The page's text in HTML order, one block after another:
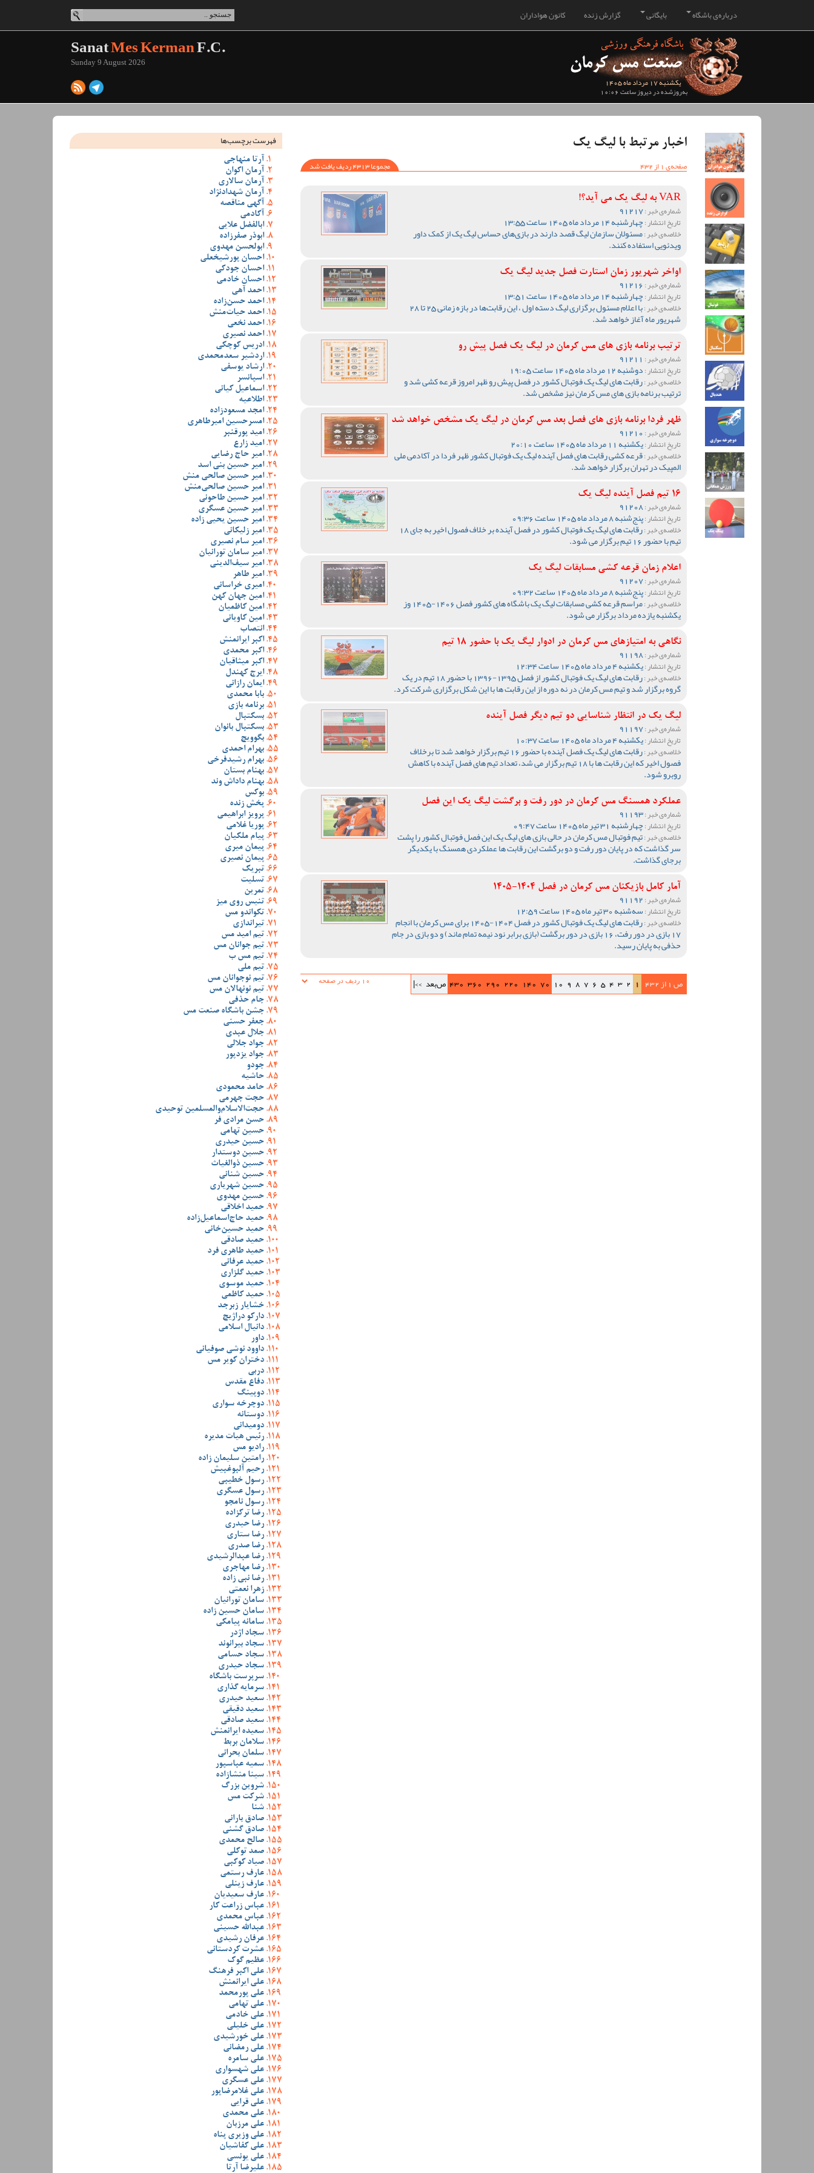
کانون هواداران گزارش زنده بایگانی درباره‌ی باشگاه
یکشنبه 17 مرداد ماه 1405
به‌روزشده در دیروز ساعت 10:06
SanatMes KermanF.C.
Sunday 9 August 2026
اخبار مرتبط با لیگ یک
صفحه‌ی 1 از 432
مجموعا 4313 ردیف یافت شد
VAR به لیگ یک می آید؟!
شماره‌ی خبر :91217
تاریخ انتشار :چهارشنبه 14 مرداد ماه 1405 ساعت 13:55
خلاصه‌ی خبر :مسئولان سازمان لیگ قصد دارند در بازی‌های حساس لیگ یک از کمک داور
ویدئویی استفاده کنند.
اواخر شهریور زمان استارت فصل جدید لیگ یک
شماره‌ی خبر :
تاریخ انتشار :چهارشنبه 14 مرداد ماه 1405 ساعت 13:51
خلاصه‌ی خبر : با اعلام مسئول برگزاری لیگ دسته اول ، این رقابت‌ها در بازه زمانی 25 تا 28
شهریور ماه آغاز خواهد شد.
ترتیب برنامه بازی های مس کرمان در لیگ یک فصل پیش رو
شماره‌ی خبر :
تاریخ انتشار :دوشنبه 12 مرداد ماه 1405 ساعت 19:05
خلاصه‌ی خبر :رقابت های لیگ یک فوتبال کشور در فصل پیش رو ظهر امروز قرعه کشی شد و
ترتیب برنامه بازی های مس کرمان نیز مشخص شد.
ظهر فردا برنامه بازی های فصل بعد مس کرمان در لیگ یک مشخص خواهد شد
شماره‌ی خبر :
تاریخ انتشار :یکشنبه 11 مرداد ماه 1405 ساعت 20:10
خلاصه‌ی خبر :قرعه کشی رقابت های فصل آینده لیگ یک فوتبال کشور ظهر فردا در آکادمی ملی
المپیک در تهران برگزار خواهد شد.
16 تیم فصل آینده لیگ یک
شماره‌ی خبر :91208
تاریخ انتشار :پنج‌شنبه 8 مرداد ماه 1405 ساعت 09:36
خلاصه‌ی خبر : رقابت های لیگ یک فوتبال کشور در فصل آینده بر خلاف فصول اخیر به جای 18
تیم با حضور 16 تیم برگزار می شود.
اعلام زمان قرعه کشی مسابقات لیگ یک
شماره‌ی خبر :91207
تاریخ انتشار :پنج‌شنبه 8 مرداد ماه 1405 ساعت 09:32
خلاصه‌ی خبر : مراسم قرعه کشی مسابقات لیگ یک باشگاه های کشور فصل 1406-1405 وز
یکشنبه یازده مرداد برگزار می شود.
نگاهی به امتیازهای مس کرمان در ادوار لیگ یک با حضور 18 تیم
شماره‌ی خبر :91198
تاریخ انتشار :یکشنبه 4 مرداد ماه 1405 ساعت 12:34
خلاصه‌ی خبر : رقابت های لیگ یک فوتبال کشور از فصل 1395-1396 با حضور 18 تیم در یک
گروه برگزار شد و تیم مس کرمان در نه دوره از این رقابت ها با این شکل برگزاری شرکت کرد.
لیگ یک در انتظار شناسایی دو تیم دیگر فصل آینده
شماره‌ی خبر :91197
تاریخ انتشار :یکشنبه 4 مرداد ماه 1405 ساعت 10:37
خلاصه‌ی خبر : رقابت های لیگ یک فصل آینده با حضور 16 تیم برگزار خواهد شد تا برخلاف
فصول اخیر که این رقابت ها با 18 تیم برگزار می شد، تعداد تیم های فصل آینده با کاهش
روبرو شود.
عملکرد همسنگ مس کرمان در دور رفت و برگشت لیگ یک این فصل
شماره‌ی خبر :91193
تاریخ انتشار :چهارشنبه 31 تیر ماه 1405 ساعت 09:47
خلاصه‌ی خبر :تیم فوتبال مس کرمان در حالی بازی های لیگ یک این فصل فوتبال کشور را پشت
سر گذاشت که در پایان دور رفت و دو برگشت این رقابت ها عملکردی همسنگ با یکدیگر
برجای گذاشت.
آمار کامل بازیکنان مس کرمان در فصل 1404-1405
شماره‌ی خبر :
تاریخ انتشار :سه‌شنبه 30 تیر ماه 1405 ساعت 12:59
خلاصه‌ی خبر : رقابت های لیگ یک فوتبال کشور در فصل 1404-1405 برای مس کرمان با انجام
17 بازی در دور رفت، 16 بازی در دور برگشت (بازی برابر نود نیمه تمام ماند) و دو بازی در جام
حذفی به پایان رسید.
ص 1 از 432 1
2
3
4
5
6
7
8
9
10
70
140
220
290
360
430 ص‌بعد >>|
فهرست برچسب‌ها
آرتا منهاجی
آرمان اکوان
آرمان سالاری
آرمان شهدادنژاد
آگهی مناقصه
آکادمی
ابالفضل علایی
ابوذر صفرزاده
ابولحسن مهدوی
احسان پورشیخعلی
احسان جودکی
احسان خادمی
احمد آهی
احمد حسن‌زاده
احمد حیات‌منش
احمد نخعی
احمد نصیری
ادریس کوچکی
اردشیر سعدمحمدی
ارشاد یوسفی
اسپانسر
اسماعیل کیانی
اطلاعیه
امجد مسعودزاده
امسرحسین امیرطاهری
امید پورقنبر
امید زارع
امیر حاج رضایی
امیر حسین بنی اسد
امیر حسین صالحی منش
امیر حسین صالحی‌منش
امیر حسین طاحونی
امیر حسین عسگری
امیر حسین یحیی زاده
امیر زلیکانی
امیر سام نصیری
امیر سامان تورانیان
امیر سیف‌الدینی
امیر طاهر
امیری خراسانی
امین جهان کهن
امین کاظمیان
امین کاویانی
انتصاب
اکبر ایرانمنش
اکبر محمدی
اکبر میثاقیان
ایرج کهندل
ایمان رازانی
بابا محمدی
برنامه بازی
بسکتبال
بسکتبال بانوان
بگوویچ
بهرام احمدی
بهرام رشیدفرخی
بهنام بستان
بهنام داداش وند
بوکس
پخش زنده
پرویز ابراهیمی
پوریا غلامی
پیام ملکیان
پیمان میری
پیمان نصیری
تبریک
تسلیت
تمرین
تنیس روی میز
تکواندو مس
تیراندازی
تیم امید مس
تیم جوانان مس
تیم مس ب
تیم ملی
تیم نوجوانان مس
تیم نونهالان مس
جام حذفی
جشن باشگاه صنعت مس
جعفر حسنی
جلال عبدی
جواد جلالی
جواد یزدپور
جودو
حاشیه
حامد محمودی
حجت جهرمی
حجت‌الاسلام‌والمسلمین توحیدی
حسن مرادی فر
حسین تهامی
حسین حیدری
حسین دوستدار
حسین ذوالغیاث
حسین شنانی
حسین شهریاری
حسین مهدوی
حمید اخلاقی
حمید حاج‌اسماعیل‌زاده
حمید حسین‌خانی
حمید صادقی
حمید طاهری فرد
حمید عرفانی
حمید گلزاری
حمید موسوی
حمید کاظمی
خشایار زبرجد
دارکو دراژیچ
دانیال اسلامی
داور
داوود نوشی صوفیانی
دختران کویر مس
دربی
دفاع مقدس
دوپینگ
دوچرخه سواری
دوستانه
دومیدانی
رئیس هیات مدیره
رادیو مس
رامتین سلیمان زاده
رحیم آلبوغبیش
رسول خطیبی
رسول عسگری
رسول نامجو
رضا ترکزاده
رضا حیدری
رضا ستاری
رضا صدری
رضا عبدالرشیدی
رضا مهاجری
رضا نبی زاده
زهرا نعمتی
سامان تورانیان
سامان حسین زاده
سامانه پیامکی
سجاد اژدر
سجاد بیرانوند
سجاد حسامی
سجاد حیدری
سرپرست باشگاه
سرمایه گذاری
سعید حیدری
سعید دقیقی
سعید صادقی
سعیده ایرانمنش
سلامان بربط
سلمان بحرانی
سمیه عباسپور
سینا منشازاده
شروین بزرگ
شرکت مس
شنا
صادق بارانی
صادق گشنی
صالح محمدی
صمد توکلی
صیاد کوکبی
عارف رستمی
عارف زینلی
عارف سعیدیان
عباس زراعت کار
عباس محمدی
عبدالله حسینی
عرفان رشیدی
عشرت کردستانی
عظیم گوک
علی اکبر فرهنگ
علی ایرانمنش
علی پورمحمد
علی تهامی
علی خادمی
علی خلیلی
علی خورشیدی
علی رمضانی
علی سامره
علی شهسواری
علی عسگری
علی غلامرضاپور
علی قرایی
علی محمدی
علی مرزبان
علی وزیری پناه
علی کفاشیان
علی یونسی
علیرضا آرتا